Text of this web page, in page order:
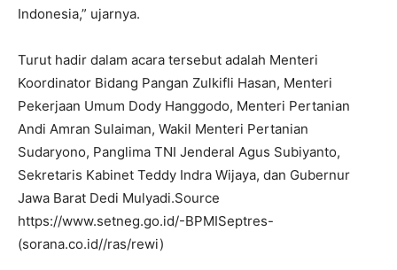
Indonesia,” ujarnya.
Turut hadir dalam acara tersebut adalah Menteri
Koordinator Bidang Pangan Zulkifli Hasan, Menteri
Pekerjaan Umum Dody Hanggodo, Menteri Pertanian
Andi Amran Sulaiman, Wakil Menteri Pertanian
Sudaryono, Panglima TNI Jenderal Agus Subiyanto,
Sekretaris Kabinet Teddy Indra Wijaya, dan Gubernur
Jawa Barat Dedi Mulyadi.Source
https://www.setneg.go.id/-BPMISeptres-
(sorana.co.id//ras/rewi)